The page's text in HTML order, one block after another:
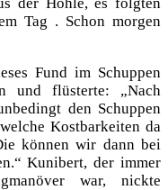
Tag . Schon morgen
Fund im Schuppen
und flüsterte: „Nach
den Schuppen
Kostbarkeiten da
können wir dann bei
Kunibert, der immer
war, nickte